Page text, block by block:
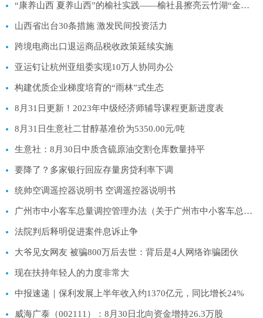
“康养山西 夏养山西”的榆社实践——榆社县擦亮云竹湖“金字招牌”拉动文旅康养产业高品质发展
山西省出台30条措施 激发民间投资活力
跨境电商出口退运商品税收政策延续实施
亚运钉让杭州亚组委实现10万人协同办公
构建优质企业梯度培育的“雨林”式生态
8月31日更新！2023年中级经济师辅导课程更新进度表
8月31日生意社二甘醇基准价为5350.00元/吨
生意社：8月30日中质含硫原油交割仓库数量持平
要降了？多家银行回应存量房贷利率下调
统帅空调遥控器说明书 空调遥控器说明书
广州市中小客车总量调控管理办法（关于广州市中小客车总量调控管理办法的基本详情介绍）
法院判后释明促进案件息诉止争
大爷见女网友 被骗800万后去世：背后是4人网络诈骗团伙
现在扶持年轻人的力度非常大
中报速递｜保利发展上半年收入约1370亿元，同比增长24%
威海广泰（002111）：8月30日北向资金增持26.3万股